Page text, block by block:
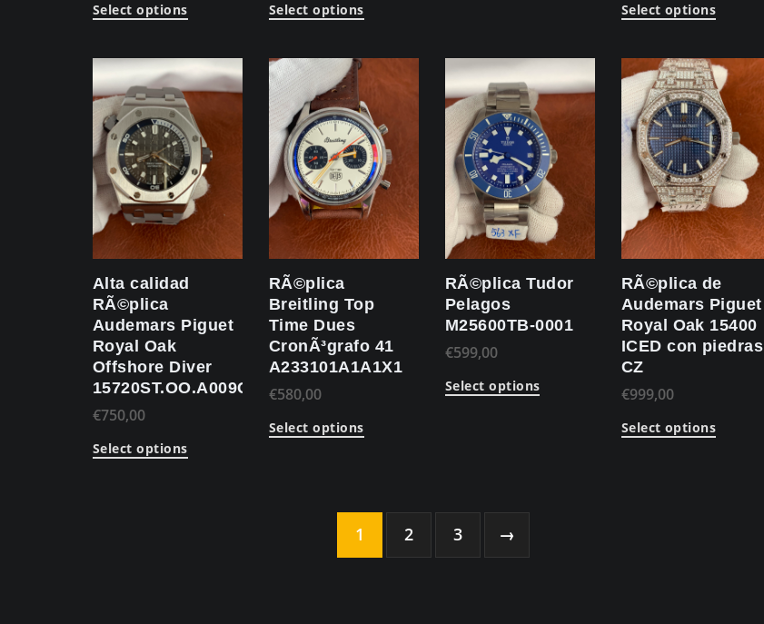
Select options Select options Select options
Alta calidad
RÃ©plica
Audemars Piguet
Royal Oak
Offshore Diver
15720ST.OO.A009CA.01
€750,00
Select options
RÃ©plica
Breitling Top
Time Dues
CronÃ³grafo 41
A233101A1A1X1
€580,00
Select options
RÃ©plica Tudor
Pelagos
M25600TB-0001
€599,00
Select options
RÃ©plica de
Audemars Piguet
Royal Oak 15400
ICED con piedras
CZ
€999,00
Select options
1 2 3 →